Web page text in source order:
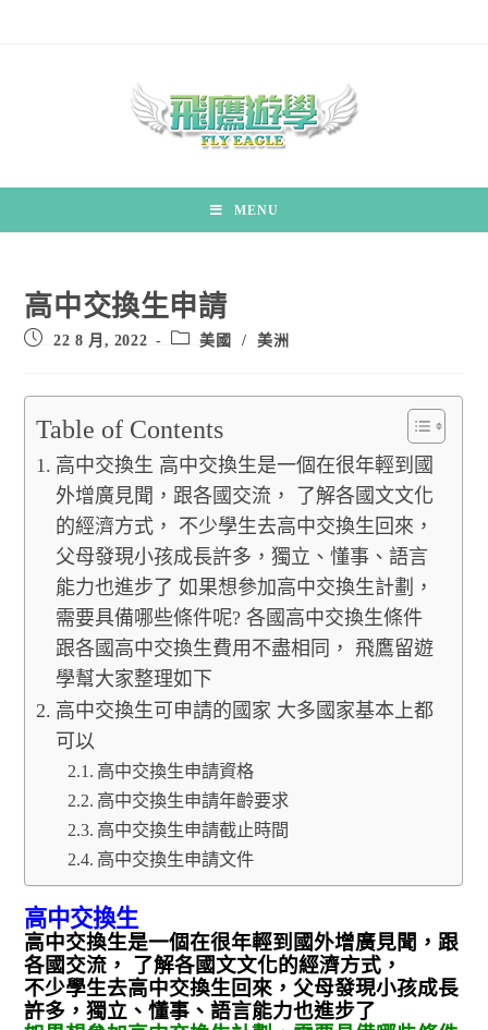
MENU
高中交換生申請
22 8 月, 2022 美國 / 美洲
Table of Contents
高中交換生 高中交換生是一個在很年輕到國
外增廣見聞，跟各國交流， 了解各國文文化
的經濟方式， 不少學生去高中交換生回來，
父母發現小孩成長許多，獨立、懂事、語言
能力也進步了 如果想參加高中交換生計劃，
需要具備哪些條件呢? 各國高中交換生條件
跟各國高中交換生費用不盡相同， 飛鷹留遊
學幫大家整理如下
高中交換生可申請的國家 大多國家基本上都
可以
高中交換生申請資格
高中交換生申請年齡要求
高中交換生申請截止時間
高中交換生申請文件
高中交換生
高中交換生是一個在很年輕到國外增廣見聞，跟
各國交流， 了解各國文文化的經濟方式，
不少學生去高中交換生回來，父母發現小孩成長
許多，獨立、懂事、語言能力也進步了